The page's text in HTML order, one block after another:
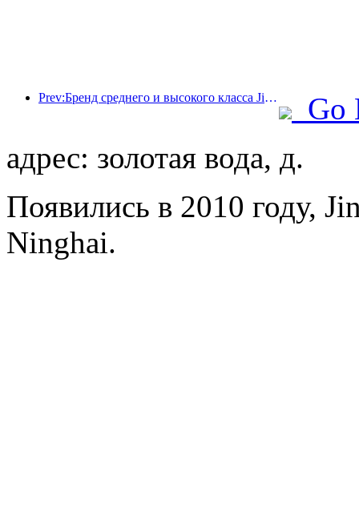
Prev:Бренд среднего и высокого класса Jingsheng Hotel официально отправляется в плавание, открывая новую модель интеграции киберспорта, культуры и туризма.
Go
адрес: золотая вода, д.
Появились в 2010 году,
Ninghai.